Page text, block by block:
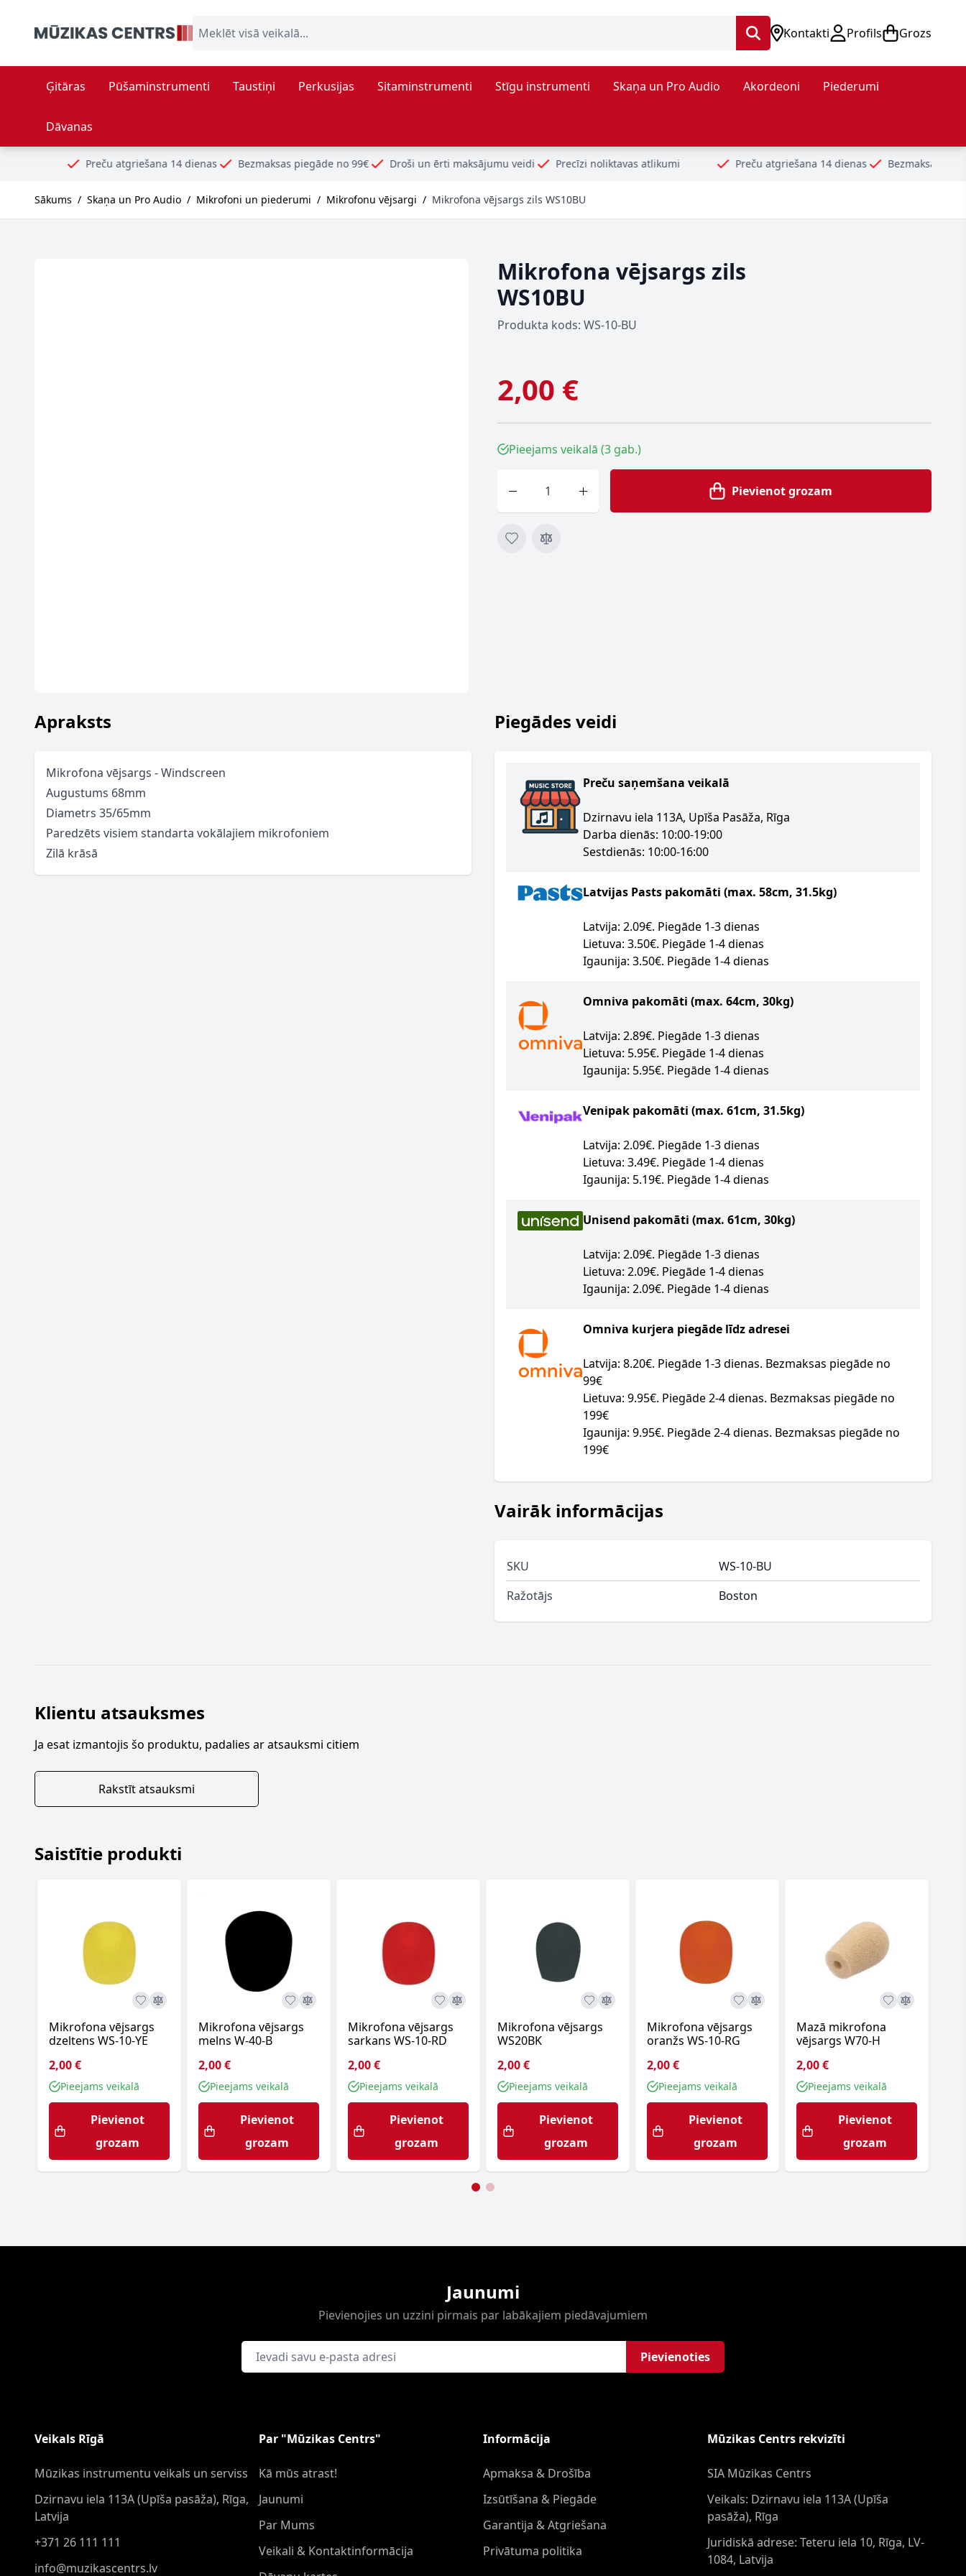
Meklēt visā veikalā...
Kontakti Profils Grozs
Ģitāras Pūšaminstrumenti Taustiņi Perkusijas Sitaminstrumenti Stīgu instrumenti Skaņa un Pro Audio Akordeoni Piederumi
Dāvanas
atgriešana 14 dienas Bezmaksas piegāde no 99€ Droši un ērti maksājumu veidi Precīzi noliktavas atlikumi Preču atgriešana 14 dienas Bezmaksas piegāde no 99€
Sākums / Skaņa un Pro Audio / Mikrofoni un piederumi / Mikrofonu vējsargi / Mikrofona vējsargs zils WS10BU
Mikrofona vējsargs zils
WS10BU
Produkta kods: WS-10-BU
2,00 €
Pieejams veikalā (3 gab.)
Pievienot grozam
Apraksts
Mikrofona vējsargs - Windscreen
Augustums 68mm
Diametrs 35/65mm
Paredzēts visiem standarta vokālajiem mikrofoniem
Zilā krāsā
Piegādes veidi
Preču saņemšana veikalā
Dzirnavu iela 113A, Upīša Pasāža, Rīga
Darba dienās: 10:00-19:00
Sestdienās: 10:00-16:00
Latvijas Pasts pakomāti (max. 58cm, 31.5kg)
Latvija: 2.09€. Piegāde 1-3 dienas
Lietuva: 3.50€. Piegāde 1-4 dienas
Igaunija: 3.50€. Piegāde 1-4 dienas
Omniva pakomāti (max. 64cm, 30kg)
Latvija: 2.89€. Piegāde 1-3 dienas
Lietuva: 5.95€. Piegāde 1-4 dienas
Igaunija: 5.95€. Piegāde 1-4 dienas
Venipak pakomāti (max. 61cm, 31.5kg)
Latvija: 2.09€. Piegāde 1-3 dienas
Lietuva: 3.49€. Piegāde 1-4 dienas
Igaunija: 5.19€. Piegāde 1-4 dienas
Unisend pakomāti (max. 61cm, 30kg)
Latvija: 2.09€. Piegāde 1-3 dienas
Lietuva: 2.09€. Piegāde 1-4 dienas
Igaunija: 2.09€. Piegāde 1-4 dienas
Omniva kurjera piegāde līdz adresei
Latvija: 8.20€. Piegāde 1-3 dienas. Bezmaksas piegāde no
99€
Lietuva: 9.95€. Piegāde 2-4 dienas. Bezmaksas piegāde no
199€
Igaunija: 9.95€. Piegāde 2-4 dienas. Bezmaksas piegāde no
199€
Vairāk informācijas
SKU
WS-10-BU
Ražotājs
Boston
Klientu atsauksmes
Ja esat izmantojis šo produktu, padalies ar atsauksmi citiem
Rakstīt atsauksmi
Saistītie produkti
Mikrofona vējsargs
dzeltens WS-10-YE
2,00 €
Pieejams veikalā
Pievienot
grozam
Mikrofona vējsargs
melns W-40-B
2,00 €
Pieejams veikalā
Pievienot
grozam
Mikrofona vējsargs
sarkans WS-10-RD
2,00 €
Pieejams veikalā
Pievienot
grozam
Mikrofona vējsargs
WS20BK
2,00 €
Pieejams veikalā
Pievienot
grozam
Mikrofona vējsargs
oranžs WS-10-RG
2,00 €
Pieejams veikalā
Pievienot
grozam
Mazā mikrofona
vējsargs W70-H
2,00 €
Pieejams veikalā
Pievienot
grozam
Jaunumi
Pievienojies un uzzini pirmais par labākajiem piedāvajumiem
E-pasta adrese Pievienoties
Veikals Rīgā
Mūzikas instrumentu veikals un serviss
Dzirnavu iela 113A (Upīša pasāža), Rīga,
Latvija
+371 26 111 111
info@muzikascentrs.lv
Par "Mūzikas Centrs"
Kā mūs atrast!
Jaunumi
Par Mums
Veikali & Kontaktinformācija
Informācija
Apmaksa & Drošība
Izsūtīšana & Piegāde
Garantija & Atgriešana
Privātuma politika
Mūzikas Centrs rekvizīti
SIA Mūzikas Centrs
Veikals: Dzirnavu iela 113A (Upīša
pasāža), Rīga
Juridiskā adrese: Teteru iela 10, Rīga, LV-
1084, Latvija